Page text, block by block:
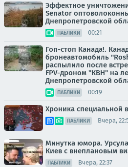
Эффектное
Senator
Днепропетровской
ПАБЛИКИ 00:21
Гоп-стоп Канада!.
бронеавтомобиль
распылило после
FPV-дроном "КВН" на
Днепропетровской
ПАБЛИКИ 00:19
Хроника специальной
ПАБЛИКИ Вчера,
Минутка юмора.
Киев с внеплановым
ПАБЛИКИ Вчера, 22:37